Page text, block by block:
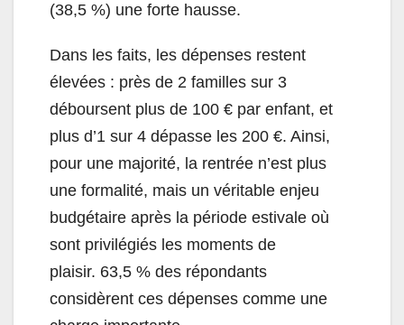
(38,5 %) une forte hausse.
Dans les faits, les dépenses restent
élevées : près de 2 familles sur 3
déboursent plus de 100 € par enfant, et
plus d’1 sur 4 dépasse les 200 €. Ainsi,
pour une majorité, la rentrée n’est plus
une formalité, mais un véritable enjeu
budgétaire après la période estivale où
sont privilégiés les moments de
plaisir. 63,5 % des répondants
considèrent ces dépenses comme une